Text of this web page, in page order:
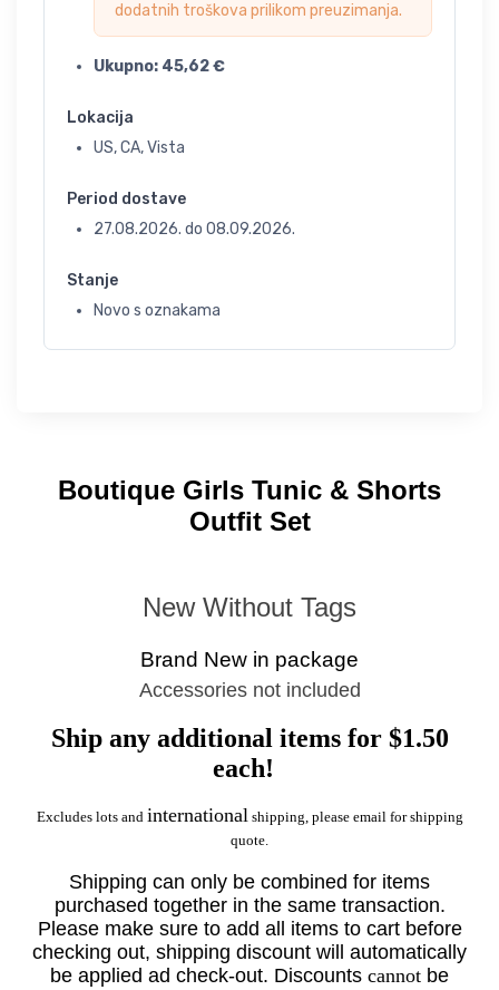
dodatnih troškova prilikom preuzimanja.
Ukupno: 45,62€
Lokacija
US, CA, Vista
Period dostave
27.08.2026. do 08.09.2026.
Stanje
Novo s oznakama